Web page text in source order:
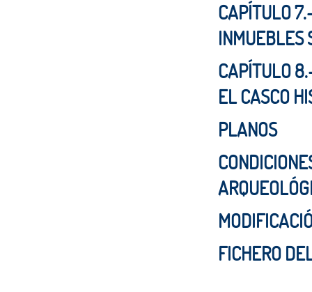
CAPÍTULO
INMUEBLES
CAPÍTULO
EL CASCO
PLANOS
FICHERO